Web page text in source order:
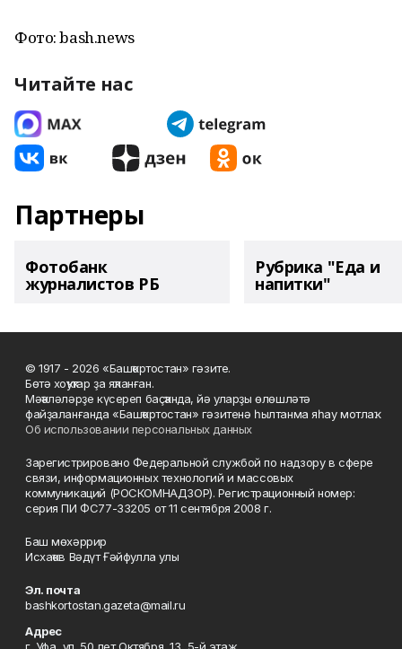
Фото: bash.news
Читайте нас
Партнеры
Фотобанк
журналистов РБ
Рубрика "Еда и
напитки"
© 1917 - 2026 «Башҡортостан» гәзите.
Бөтә хоҡуҡтар ҙа яҡланған.
Мәҡәләләрҙе күсереп баҫҡанда, йә уларҙы өлөшләтә
файҙаланғанда «Башҡортостан» гәзитенә һылтанма яһау мотлаҡ.
Об использовании персональных данных
Зарегистрировано Федеральной службой по надзору в сфере
связи, информационных технологий и массовых
коммуникаций (РОСКОМНАДЗОР). Регистрационный номер:
серия ПИ ФС77-33205 от 11 сентября 2008 г.
Баш мөхәррир
Исхаҡов Вәдүт Ғәйфулла улы
Эл. почта
bashkortostan.gazeta@mail.ru
Адрес